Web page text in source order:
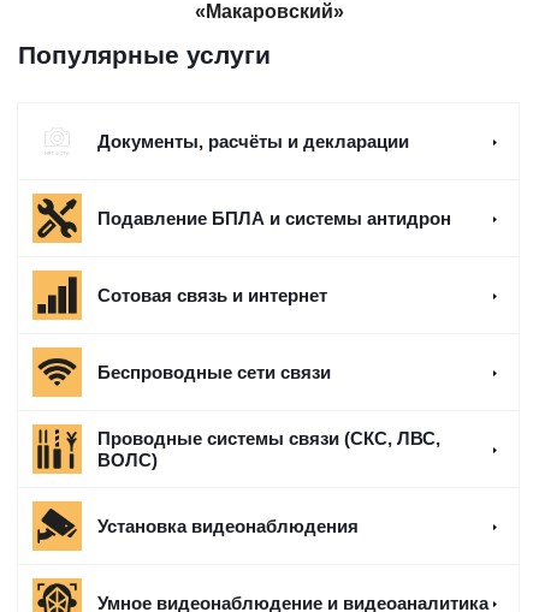
«Макаровский»
Популярные услуги
Документы, расчёты и декларации
Подавление БПЛА и системы антидрон
Сотовая связь и интернет
Беспроводные сети связи
Проводные системы связи (СКС, ЛВС,
ВОЛС)
Установка видеонаблюдения
Умное видеонаблюдение и видеоаналитика